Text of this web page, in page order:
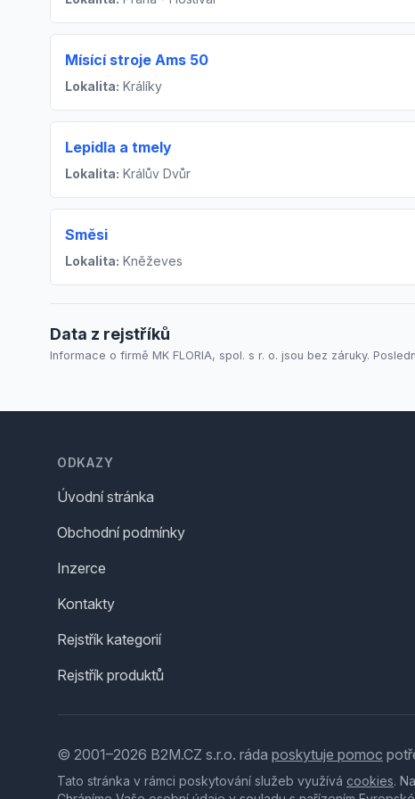
Mísící stroje Ams 50
Lokalita: Králíky
Lepidla a tmely
Lokalita: Králův Dvůr
Směsi
Lokalita: Kněževes
Data z rejstříků
Informace o firmě MK FLORIA, spol. s r. o. jsou bez záruky.
ODKAZY
Úvodní stránka
Obchodní podmínky
Inzerce
Kontakty
Rejstřík kategorií
Rejstřík produktů
© 2001–2026 B2M.CZ s.r.o. ráda poskytuje pomoc
Tato stránka v rámci poskytování služeb využívá cookies.